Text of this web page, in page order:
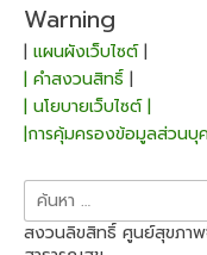
Warning
| แผนผังเว็บไซต์|
| คำสงวนสิทธิ์ |
| นโยบายเว็บไซต์ |
|การคุ้มครองข้อมูลส่วนบุ
สงวนลิขสิทธิ์ ศูนย์สุขภา